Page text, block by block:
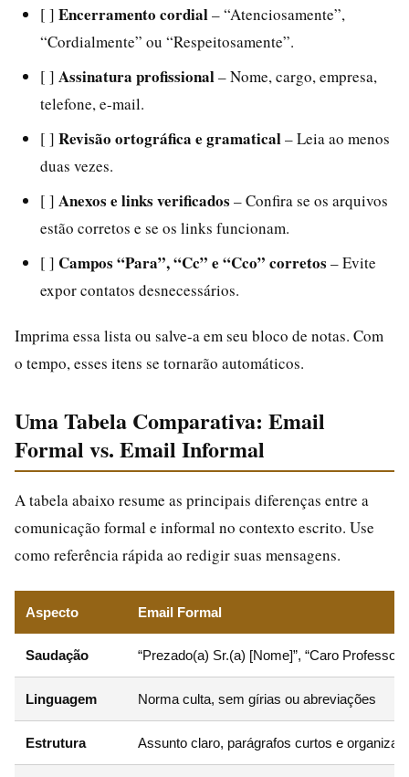
[ ] Encerramento cordial– “Atenciosamente”,
“Cordialmente” ou “Respeitosamente”.
[ ] Assinatura profissional– Nome, cargo, empresa,
telefone, e-mail.
[ ] Revisão ortográfica e gramatical– Leia ao menos
duas vezes.
[ ] Anexos e links verificados – Confira se os arquivos
estão corretos e se os links funcionam.
[ ] Campos “Para”, “Cc” e “Cco” corretos – Evite
expor contatos desnecessários.
Imprima essa lista ou salve-a em seu bloco de notas. Com
o tempo, esses itens se tornarão automáticos.
Uma Tabela Comparativa: Email
Formal vs. Email Informal
A tabela abaixo resume as principais diferenças entre a
comunicação formal e informal no contexto escrito. Use
como referência rápida ao redigir suas mensagens.
Aspecto Email Formal
Saudação “Prezado(a) Sr.(a) [Nome]”, “Caro Professor”
Linguagem Norma culta, sem gírias ou abreviações
Estrutura Assunto claro, parágrafos curtos e